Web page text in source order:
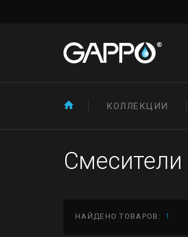
КОЛЛЕКЦИИ
Смесители
НАЙДЕНО ТОВАРОВ: 1